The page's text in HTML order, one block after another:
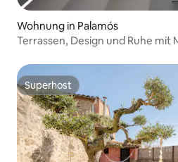
Wohnung in Palamós
Terrassen, Design und Ruhe mit
Superhost
Superhost